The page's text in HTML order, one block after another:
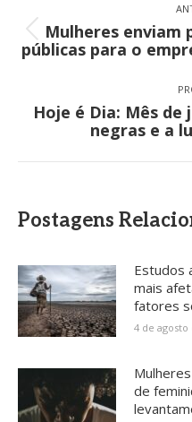
de
post:Mulheres enviam
públicas para o
Hoje é Dia: Mês
negras e a
Postagens
Estudos
mais
fatores
4 de agosto
de